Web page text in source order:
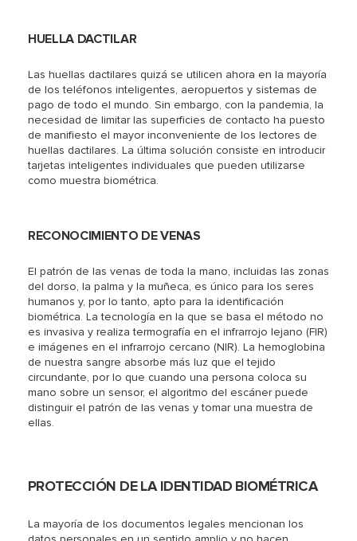
HUELLA DACTILAR
Las huellas dactilares quizá se utilicen ahora en la mayoría
de los teléfonos inteligentes, aeropuertos y sistemas de
pago de todo el mundo. Sin embargo, con la pandemia, la
necesidad de limitar las superficies de contacto ha puesto
de manifiesto el mayor inconveniente de los lectores de
huellas dactilares. La última solución consiste en introducir
tarjetas inteligentes individuales que pueden utilizarse
como muestra biométrica.
RECONOCIMIENTO DE VENAS
El patrón de las venas de toda la mano, incluidas las zonas
del dorso, la palma y la muñeca, es único para los seres
humanos y, por lo tanto, apto para la identificación
biométrica. La tecnología en la que se basa el método no
es invasiva y realiza termografía en el infrarrojo lejano (FIR)
e imágenes en el infrarrojo cercano (NIR). La hemoglobina
de nuestra sangre absorbe más luz que el tejido
circundante, por lo que cuando una persona coloca su
mano sobre un sensor, el algoritmo del escáner puede
distinguir el patrón de las venas y tomar una muestra de
ellas.
PROTECCIÓN DE LA IDENTIDAD BIOMÉTRICA
La mayoría de los documentos legales mencionan los